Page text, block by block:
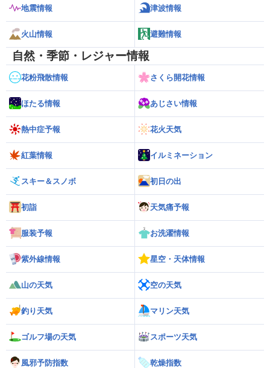
地震情報 津波情報
火山情報 避難情報
自然・季節・レジャー情報
花粉飛散情報 さくら開花情報
ほたる情報 あじさい情報
熱中症予報 花火天気
紅葉情報 イルミネーション
スキー＆スノボ 初日の出
初詣 天気痛予報
服装予報 お洗濯情報
紫外線情報 星空・天体情報
山の天気 空の天気
釣り天気 マリン天気
ゴルフ場の天気 スポーツ天気
風邪予防指数 乾燥指数